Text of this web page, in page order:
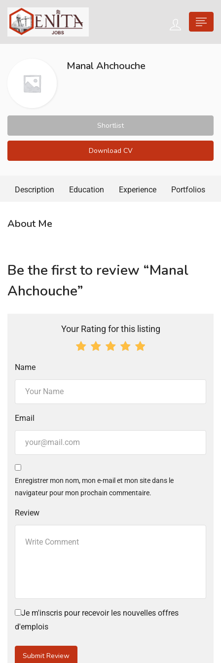
Manal Ahchouche
Shortlist
Download CV
Description Education Experience Portfolios
About Me
Be the first to review “Manal
Ahchouche”
Your Rating for this listing
Name
Email
Enregistrer mon nom, mon e-mail et mon site dans le
navigateur pour mon prochain commentaire.
Review
Je m'inscris pour recevoir les nouvelles offres
d'emplois